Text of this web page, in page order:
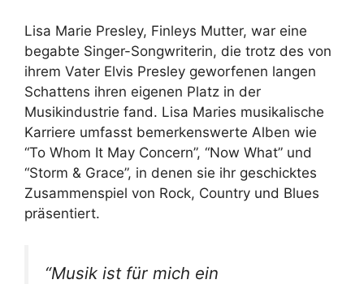
Lisa Marie Presley, Finleys Mutter, war eine
begabte Singer-Songwriterin, die trotz des von
ihrem Vater Elvis Presley geworfenen langen
Schattens ihren eigenen Platz in der
Musikindustrie fand. Lisa Maries musikalische
Karriere umfasst bemerkenswerte Alben wie
“To Whom It May Concern”, “Now What” und
“Storm & Grace”, in denen sie ihr geschicktes
Zusammenspiel von Rock, Country und Blues
präsentiert.
“Musik ist für mich ein